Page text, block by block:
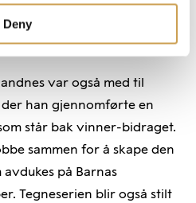
Deny
var også med til
han gjennomførte en
står bak vinner-bidraget.
sammen for å skape den
på Barnas
Tegneserien blir også stilt